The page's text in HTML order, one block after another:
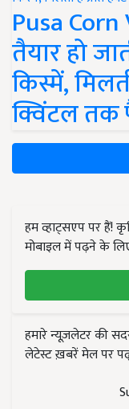
Pusa
तैयार हो
किस्में,
क्विंटल तक
हम व्हाट्सएप पर हैं!
मोबाइल में पढ़ने के
हमारे न्यूज़लेटर की
लेटेस्ट ख़बरें मेल पर